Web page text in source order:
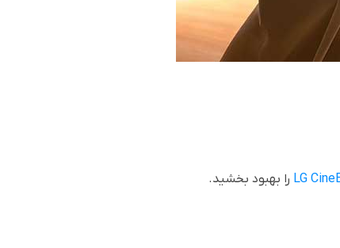
LG را بهبود بخشید.